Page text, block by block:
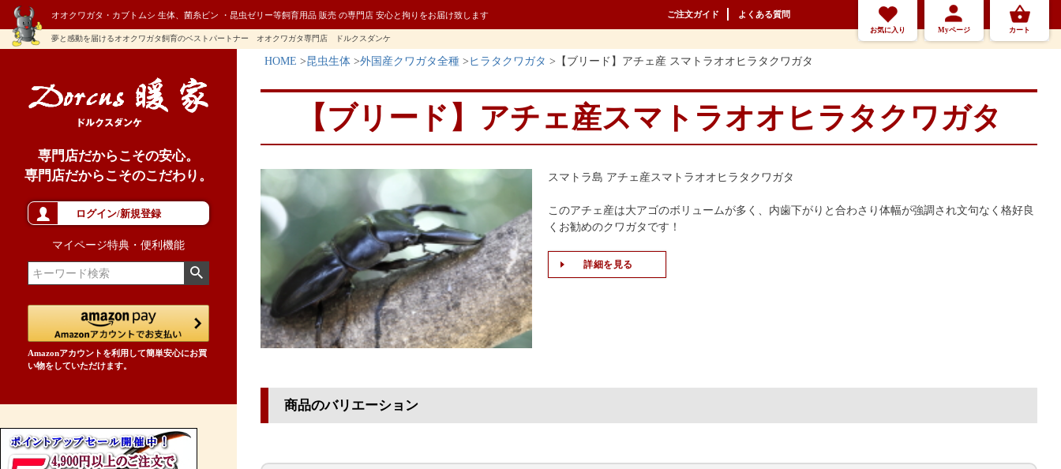
オオクワガタ・カブトムシ 生体、菌糸ビン ・昆虫ゼリー等飼育用品 販売 の専門店 安心と拘りをお届け致します ご注文ガイド よくある質問
夢と感動を届けるオオクワガタ飼育のベストパートナー オオクワガタ専門店 ドルクスダンケ
お気に入り Myページ カート
専門店だからこその安心。
専門店だからこそのこだわり。
ログイン/新規登録
マイページ特典・便利機能
Amazonアカウントを利用して簡単安心にお買
い物をしていただけます。
HOME 昆虫生体 外国産クワガタ全種 ヒラタクワガタ 【ブリード】アチェ産 スマトラオオヒラタクワガタ
【ブリード】アチェ産スマトラオオヒラタクワガタ
スマトラ島 アチェ産スマトラオオヒラタクワガタ
このアチェ産は大アゴのボリュームが多く、内歯下がりと合わさり体幅が強調され文句なく格好良
くお勧めのクワガタです！
詳細を見る
商品のバリエーション